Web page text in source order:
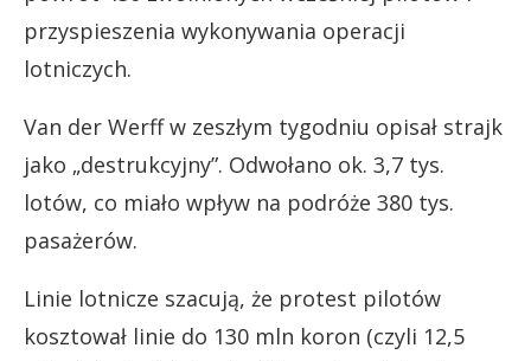
przyspieszenia wykonywania operacji
lotniczych.
Van der Werff w zeszłym tygodniu opisał strajk
jako „destrukcyjny”. Odwołano ok. 3,7 tys.
lotów, co miało wpływ na podróże 380 tys.
pasażerów.
Linie lotnicze szacują, że protest pilotów
kosztował linie do 130 mln koron (czyli 12,5